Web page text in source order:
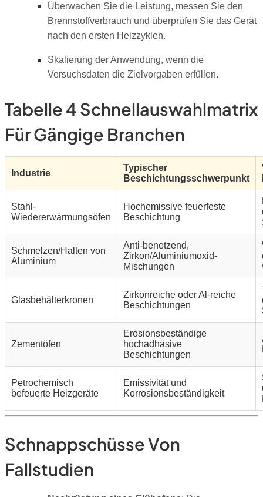
Überwachen Sie die Leistung, messen Sie den
Brennstoffverbrauch und überprüfen Sie das Gerät
nach den ersten Heizzyklen.
Skalierung der Anwendung, wenn die
Versuchsdaten die Zielvorgaben erfüllen.
Tabelle 4 Schnellauswahlmatrix
Für Gängige Branchen
Industrie
Typischer
Beschichtungsschwerpunkt
Stahl-
Wiedererwärmungsöfen
Hochemissive feuerfeste
Beschichtung
Schmelzen/Halten von
Aluminium
Anti-benetzend,
Zirkon/Aluminiumoxid-
Mischungen
Glasbehälterkronen
Zirkonreiche oder Al-reiche
Beschichtungen
Zementöfen
Erosionsbeständige
hochadhäsive
Beschichtungen
Petrochemisch
befeuerte Heizgeräte
Emissivität und
Korrosionsbeständigkeit
Schnappschüsse Von
Fallstudien